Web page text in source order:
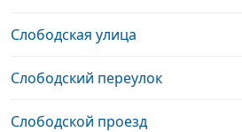
Слободская улица
Слободский переулок
Слободской проезд